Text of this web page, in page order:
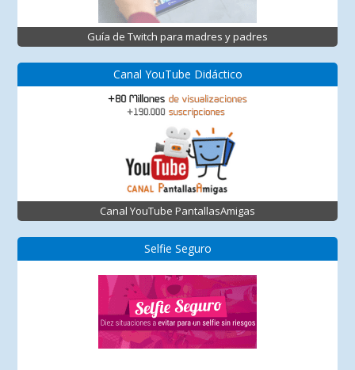
Guía de Twitch para madres y padres
Canal YouTube Didáctico
Canal YouTube PantallasAmigas
Selfie Seguro